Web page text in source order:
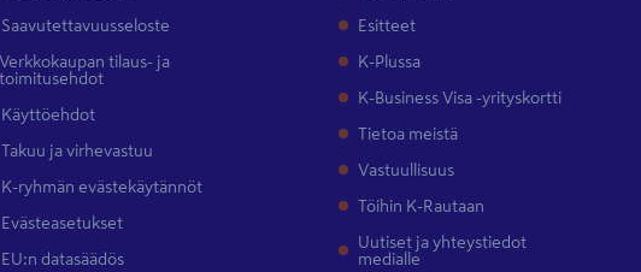
Saavutettavuusseloste
Verkkokaupan tilaus- ja
toimitusehdot
Käyttöehdot
Takuu ja virhevastuu
K-ryhmän evästekäytännöt
Evästeasetukset
EU:n datasäädös
Esitteet
K-Plussa
K-Business Visa -yrityskortti
Tietoa meistä
Vastuullisuus
Töihin K-Rautaan
Uutiset ja yhteystiedot
medialle